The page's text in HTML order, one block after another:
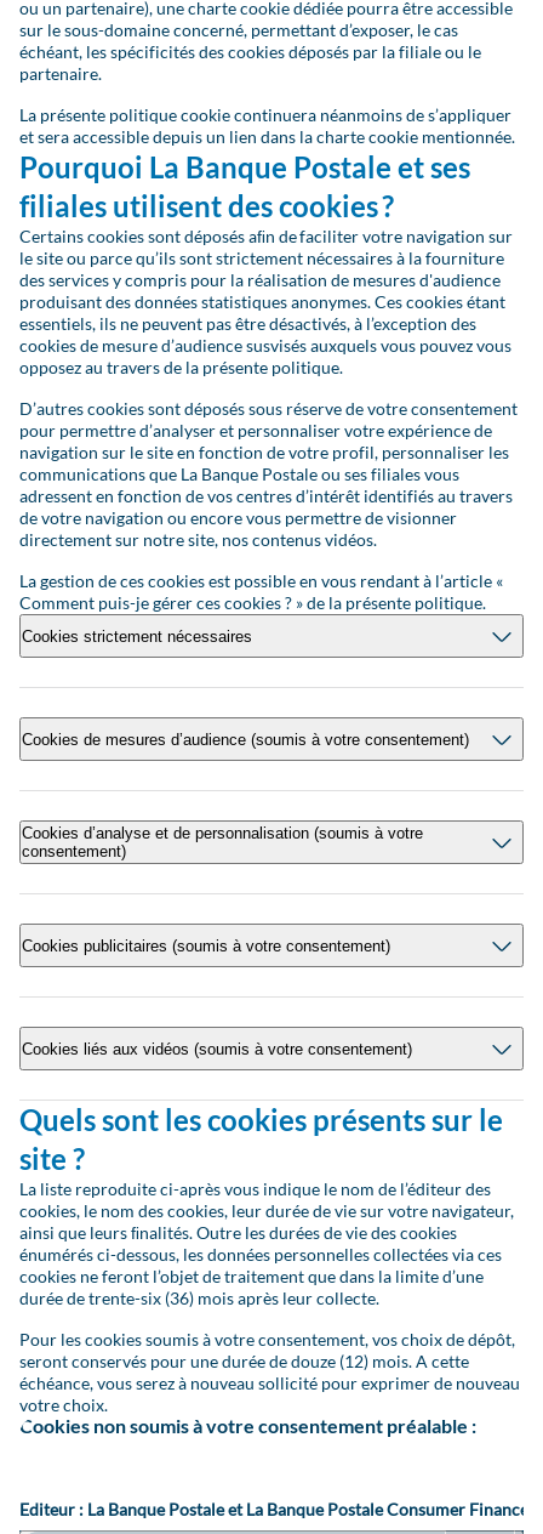
ou un partenaire), une charte cookie dédiée pourra être accessible
sur le sous-domaine concerné, permettant d’exposer, le cas
échéant, les spécificités des cookies déposés par la filiale ou le
partenaire.
La présente politique cookie continuera néanmoins de s’appliquer
et sera accessible depuis un lien dans la charte cookie mentionnée.
Pourquoi La Banque Postale et ses
filiales utilisent des cookies ?
Certains cookies sont déposés aﬁn de faciliter votre navigation sur
le site ou parce qu’ils sont strictement nécessaires à la fourniture
des services y compris pour la réalisation de mesures d'audience
produisant des données statistiques anonymes. Ces cookies étant
essentiels, ils ne peuvent pas être désactivés, à l’exception des
cookies de mesure d’audience susvisés auxquels vous pouvez vous
opposez au travers de la présente politique.
D’autres cookies sont déposés sous réserve de votre consentement
pour permettre d’analyser et personnaliser votre expérience de
navigation sur le site en fonction de votre profil, personnaliser les
communications que La Banque Postale ou ses filiales vous
adressent en fonction de vos centres d’intérêt identifiés au travers
de votre navigation ou encore vous permettre de visionner
directement sur notre site, nos contenus vidéos.
La gestion de ces cookies est possible en vous rendant à l’article «
Comment puis-je gérer ces cookies ? » de la présente politique.
Cookies strictement nécessaires
Cookies de mesures d’audience (soumis à votre consentement)
Cookies d’analyse et de personnalisation (soumis à votre
consentement)
Cookies publicitaires (soumis à votre consentement)
Cookies liés aux vidéos (soumis à votre consentement)
Quels sont les cookies présents sur le
site ?
La liste reproduite ci-après vous indique le nom de l’éditeur des
cookies, le nom des cookies, leur durée de vie sur votre navigateur,
ainsi que leurs ﬁnalités. Outre les durées de vie des cookies
énumérés ci-dessous, les données personnelles collectées via ces
cookies ne feront l’objet de traitement que dans la limite d’une
durée de trente-six (36) mois après leur collecte.
Pour les cookies soumis à votre consentement, vos choix de dépôt,
seront conservés pour une durée de douze (12) mois. A cette
échéance, vous serez à nouveau sollicité pour exprimer de nouveau
votre choix.
Cookies non soumis à votre consentement préalable :
Editeur : La Banque Postale et La Banque Postale Consumer Finance